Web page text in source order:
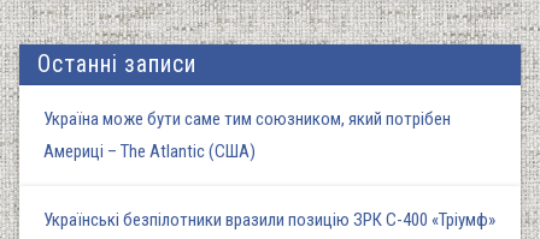
Останні записи
Україна може бути саме тим союзником, який потрібен
Америці – The Atlantic (США)
Українські безпілотники вразили позицію ЗРК С-400 «Тріумф»